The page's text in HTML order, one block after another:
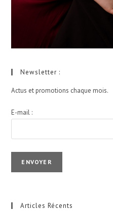
Newsletter :
Actus et promotions chaque mois.
E-mail :
Articles Récents